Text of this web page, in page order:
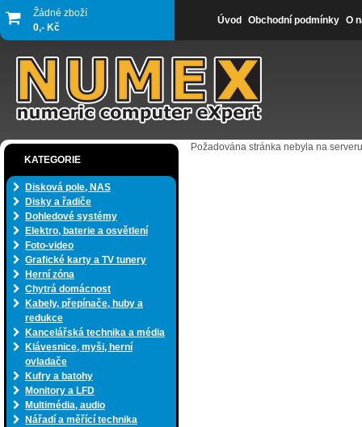
Žádné zboží
0,- Kč
Úvod Obchodní podmínky O
KATEGORIE
Disková pole, NAS
Disky a řadiče
Dohledové systémy
Elektro, baterie a osvětlení
Foto-video
Grafické karty a TV tunery
Herní zóna
Chytrá domácnost
Kabely, přepínače, huby a
redukce
Kancelářská technika a média
Klávesnice, myši, herní
ovladače
Kufry a batohy
Monitory a LFD
Multimédia, audio
Nářadí a měřící technika
Požadována stránka nebyla na